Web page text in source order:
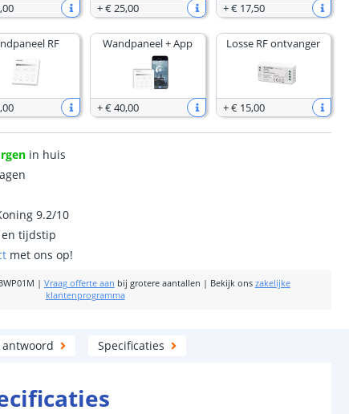
,00 +€ 25,00 +€ 17,50
RF
,00
Wandpaneel + App
+€ 40,00
Losse RF ontvanger
+€ 15,00
in huis
9.2/10
en tijdstip
met ons op!
| Vraag offerte aan bij grotere aantallen | Bekijk ons zakelijke
klantenprogramma
antwoord Specificaties